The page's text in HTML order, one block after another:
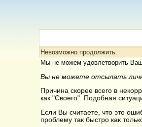
Невозможно продолжить.
Мы не можем удовлетворить
Вы не можете отсылать
Причина скорее всего в
как "Своего". Подобная
Если Вы считаете, что это
проблему так быстро как